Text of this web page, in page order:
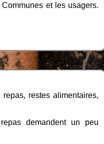
et les usagers.
restes alimentaires,
demandent un peu